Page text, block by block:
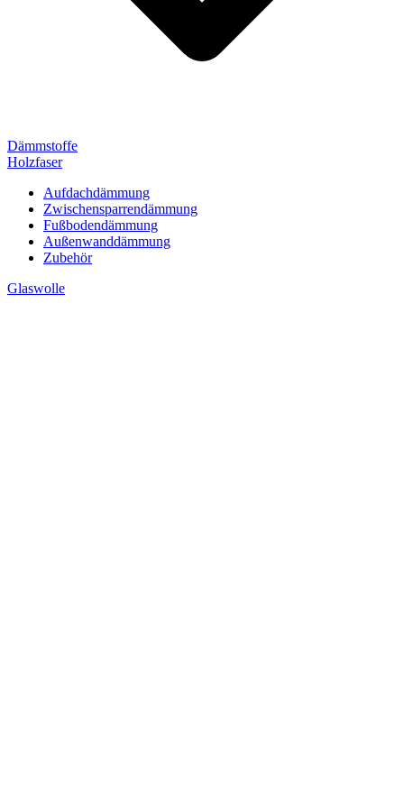
Dämmstoffe
Holzfaser
Aufdachdämmung
Zwischensparrendämmung
Fußbodendämmung
Außenwanddämmung
Zubehör
Glaswolle